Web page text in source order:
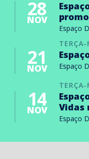
28
NOV
Espaço
TERÇA-
21
NOV Espaço
TERÇA-
14
NOV
Vidas
Espaço